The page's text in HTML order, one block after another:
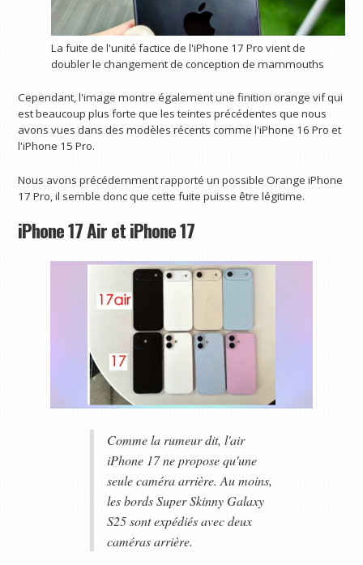
La fuite de l'unité factice de l'iPhone 17 Pro vient de
doubler le changement de conception de mammouths
Cependant, l'image montre également une finition orange vif qui
est beaucoup plus forte que les teintes précédentes que nous
avons vues dans des modèles récents comme l'iPhone 16 Pro et
l'iPhone 15 Pro.
Nous avons précédemment rapporté un possible Orange iPhone
17 Pro, il semble donc que cette fuite puisse être légitime.
iPhone 17 Air et iPhone 17
Comme la rumeur dit, l'air
iPhone 17 ne propose qu'une
seule caméra arrière. Au moins,
les bords Super Skinny Galaxy
S25 sont expédiés avec deux
caméras arrière.